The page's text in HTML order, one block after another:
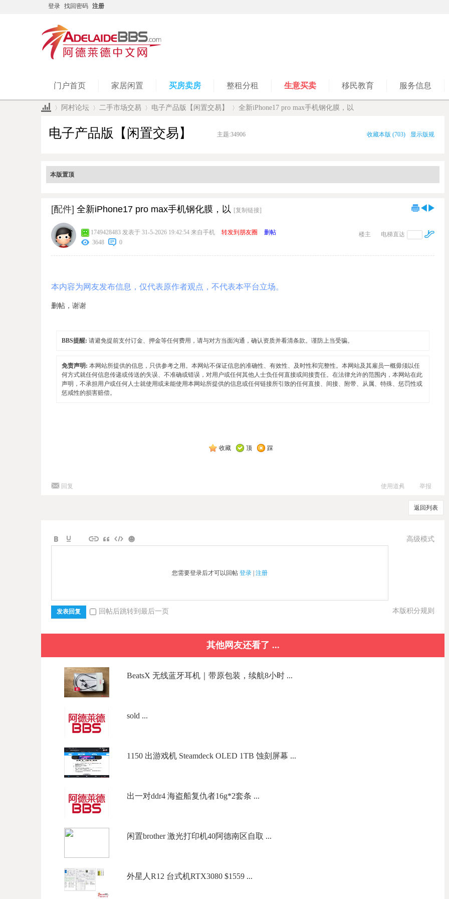
登录 找回密码 注册
门户首页 家居闲置 买房卖房 整租分租 生意买卖 移民教育 服务信息
阿村论坛 二手市场交易 电子产品版【闲置交易】 全新iPhone17 pro max手机钢化膜，以
电子产品版【闲置交易】 主题:34906 显示版规
收藏本版 (703)
本版置顶
[配件] 全新iPhone17 pro max手机钢化膜，以 [复制链接]
电梯直达
楼主
1749428483 发表于 31-5-2026 19:42:54 来自手机 转发到朋友圈
删帖
3648
0
本内容为网友发布信息，仅代表原作者观点，不代表本平台立场。
删帖，谢谢
BBS提醒: 请避免提前支付订金、押金等任何费用，请与对方当面沟通，确认资质并看清条款。谨防上当受骗。
免责声明: 本网站所提供的信息，只供参考之用。本网站不保证信息的准确性、有效性、及时性和完整性。本网站及其雇员一概毋须以任
何方式就任何信息传递或传送的失误、不准确或错误，对用户或任何其他人士负任何直接或间接责任。在法律允许的范围内，本网站在此
声明，不承担用户或任何人士就使用或未能使用本网站所提供的信息或任何链接所引致的任何直接、间接、附带、从属、特殊、惩罚性或
惩戒性的损害赔偿。
收藏 顶 踩
回复 使用道具 举报
返回列表
高级模式
您需要登录后才可以回帖 登录 | 注册
本版积分规则
发表回复 回帖后跳转到最后一页
其他网友还看了 ...
BeatsX 无线蓝牙耳机｜带原包装，续航8小时 ...
sold ...
1150 出游戏机 Steamdeck OLED 1TB 蚀刻屏幕 ...
出一对ddr4 海盗船复仇者16g*2套条 ...
闲置brother 激光打印机40阿德南区自取 ...
外星人R12 台式机RTX3080 $1559 ...